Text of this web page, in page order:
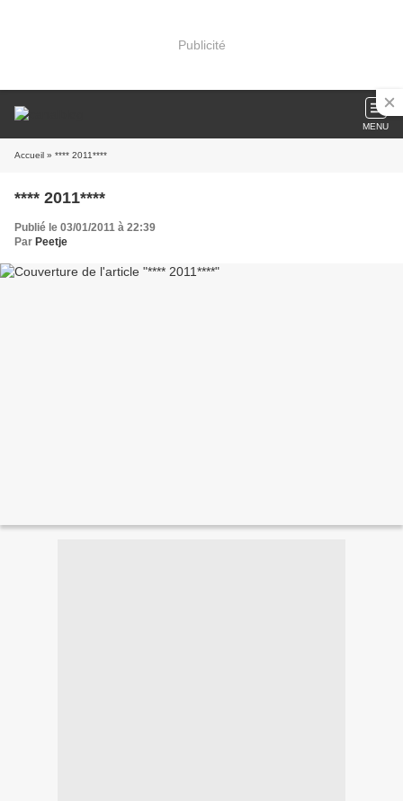
Publicité
MENU
Accueil » **** 2011****
**** 2011****
Publié le 03/01/2011 à 22:39
Par Peetje